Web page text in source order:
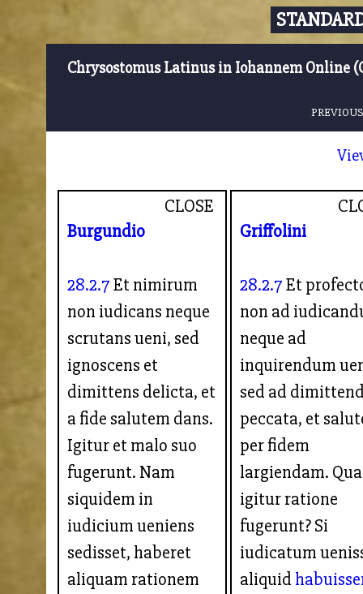
Chrysostomus Latinus in Iohannem Online
CLOSE
Burgundio
28.2.7Et nimirum
non iudicans neque
scrutans ueni, sed
ignoscens et
dimittens delicta, et
a fide salutem dans.
Igitur et malo suo
fugerunt. Nam
siquidem in
iudicium ueniens
sedisset, haberet
aliquam rationem
Griffolini
28.2.7Et
non ad
neque ad
inquirendum
sed ad
peccata, et
per fidem
largiendam. Qua
igitur ratione
fugerunt? Si
iudicatum
aliquid